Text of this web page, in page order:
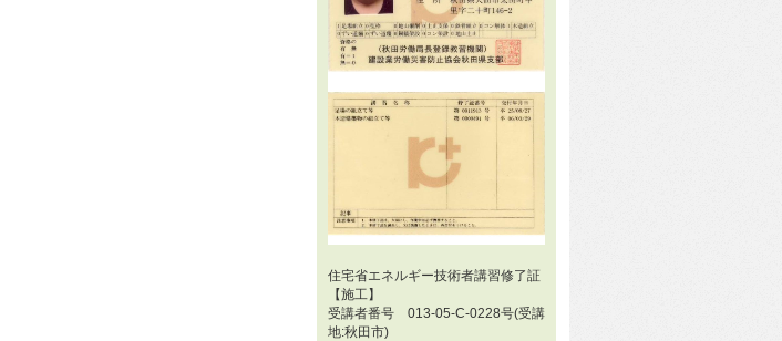
住宅省エネルギー技術者講習修了証
【施工】
受講者番号 013-05-C-0228号(受講
地:秋田市)